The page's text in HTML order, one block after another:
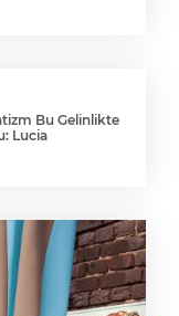
Bu Gelinlikte
Lucia